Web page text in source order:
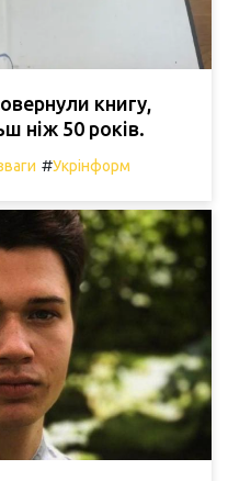
книгу,
ніж 50 років.
#Укрінформ